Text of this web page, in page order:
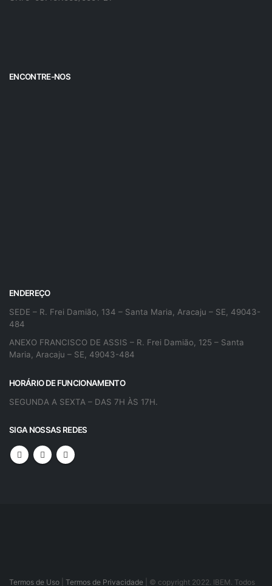
ENCONTRE-NOS
ENDEREÇO
SEDE – R. Frei Damião, 134 – Santa Maria, Aracaju – SE, 49043-
484
ANEXO FRANCISCO DE ASSIS – R. Frei Damião, 125 – Santa
Maria, Aracaju – SE, 49043-484
HORÁRIO DE FUNCIONAMENTO
SEGUNDA A SEXTA – DAS 7H ÀS 17H.
SIGA NOSSAS REDES
Termos de Uso Termos de Privacidade | © copyright 2022. IBEM. Todos